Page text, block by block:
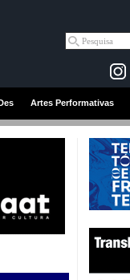
Artes Performativas